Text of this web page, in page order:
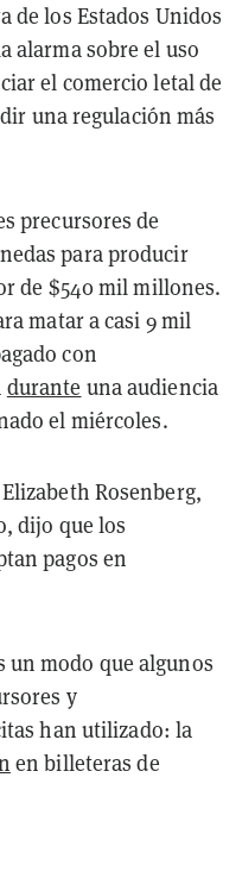
de los Estados Unidos
alarma sobre el uso
el comercio letal de
una regulación más
precursores de
para producir
de $540 mil millones.
matar a casi 9 mil
con
durante una audiencia
el miércoles.
Rosenberg,
dijo que los
pagos en
un modo que algunos
y
han utilizado: la
en billeteras de